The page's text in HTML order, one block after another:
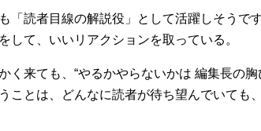
「読者目線の解説役」として活躍しそうで
して、いいリアクションを取っている。
く来ても、 やるかやらないかは 編集長の胸
ことは、どんなに読者が待ち望んでいても